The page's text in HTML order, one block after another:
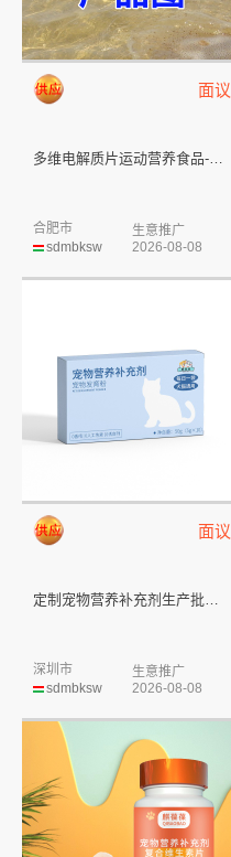
面议
sdmbksw
合肥市
生意推广
2026-08-08
面议
定制宠物营养补充剂生产批发宠物...
sdmbksw
深圳市
生意推广
2026-08-08